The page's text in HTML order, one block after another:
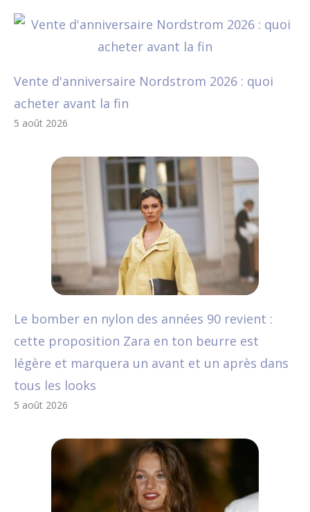
Vente d'anniversaire Nordstrom 2026 : quoi
acheter avant la fin
5 août 2026
Le bomber en nylon des années 90 revient :
cette proposition Zara en ton beurre est
légère et marquera un avant et un après dans
tous les looks
5 août 2026